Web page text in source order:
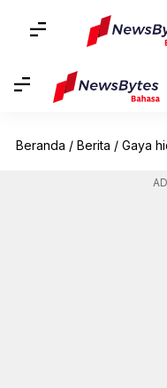
Beranda / Berita / Gaya